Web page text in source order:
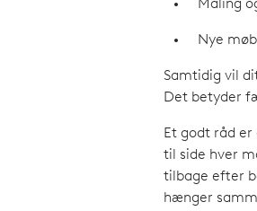
Maling
Nye
Samtidig vil
Det betyder
Et godt råd
til side hver
tilbage efter
hænger